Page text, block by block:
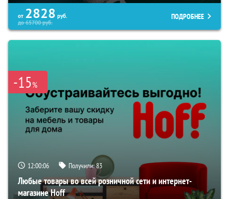
от 2828 руб.
до65700руб.
ПОДРОБНЕЕ
-15%
12:00:05 Получили:83
Любые товары во всей розничной сети и интернет-
магазине Hoff